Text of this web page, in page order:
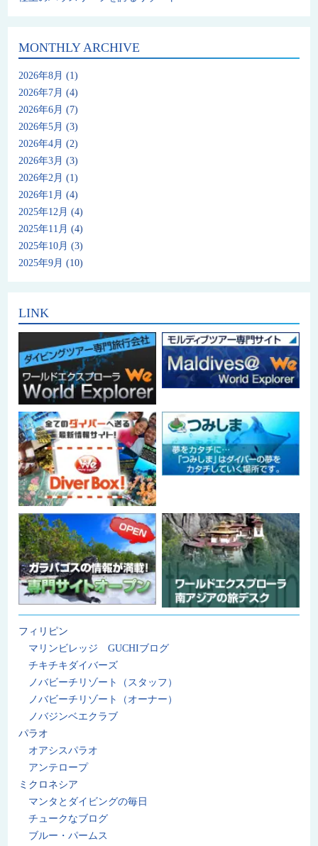
MONTHLY ARCHIVE
2026年8月 (1)
2026年7月 (4)
2026年6月 (7)
2026年5月 (3)
2026年4月 (2)
2026年3月 (3)
2026年2月 (1)
2026年1月 (4)
2025年12月 (4)
2025年11月 (4)
2025年10月 (3)
2025年9月 (10)
LINK
フィリピン
マリンビレッジ GUCHIブログ
チキチキダイバーズ
ノバビーチリゾート（スタッフ）
ノバビーチリゾート（オーナー）
ノバジンベエクラブ
パラオ
オアシスパラオ
アンテロープ
ミクロネシア
マンタとダイビングの毎日
チュークなブログ
ブルー・パームス